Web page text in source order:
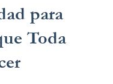
para
Toda